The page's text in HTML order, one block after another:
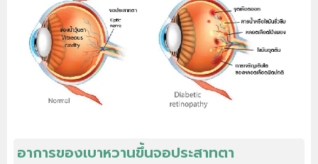
อาการของเบาหวานขึ้นจอประสาทตา